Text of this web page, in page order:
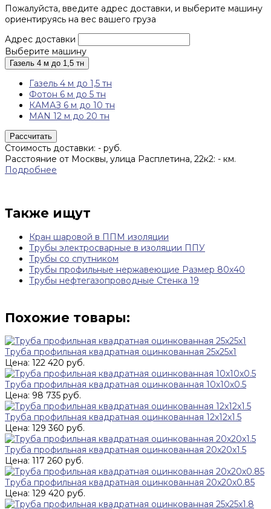
Пожалуйста, введите адрес доставки, и выберите машину
ориентируясь на вес вашего груза
Адрес доставки
Выберите машину
Газель 4 м до 1,5 тн
Газель 4 м до 1,5 тн
Фотон 6 м до 5 тн
КАМАЗ 6 м до 10 тн
MAN 12 м до 20 тн
Рассчитать
Стоимость доставки: - руб.
Расстояние от Москвы, улица Расплетина, 22к2: - км.
Подробнее
Также ищут
Кран шаровой в ППМ изоляции
Трубы электросварные в изоляции ППУ
Трубы со спутником
Трубы профильные нержавеющие Размер 80х40
Трубы нефтегазопроводные Стенка 19
Похожие товары:
Труба профильная квадратная оцинкованная 25х25х1
Цена: 122 420 руб.
Труба профильная квадратная оцинкованная 10х10х0.5
Цена: 98 735 руб.
Труба профильная квадратная оцинкованная 12х12х1.5
Цена: 129 360 руб.
Труба профильная квадратная оцинкованная 20х20х1.5
Цена: 117 260 руб.
Труба профильная квадратная оцинкованная 20х20х0.85
Цена: 129 420 руб.